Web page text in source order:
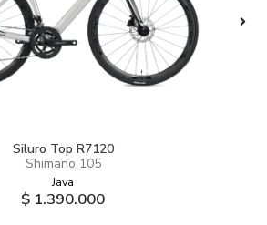
Siluro Top R7120
Shimano 105
Java
$ 1.390.000